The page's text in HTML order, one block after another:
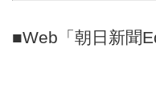
■Web「朝日新聞